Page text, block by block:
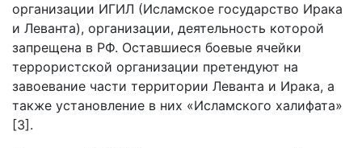
организации ИГИЛ (Исламское государство Ирака
и Леванта), организации, деятельность которой
запрещена в РФ. Оставшиеся боевые ячейки
террористской организации претендуют на
завоевание части территории Леванта и Ирака, а
также установление в них «Исламского халифата»
[3].